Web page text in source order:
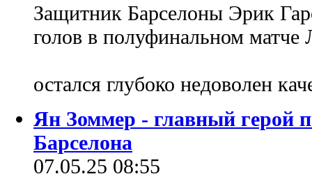
Защитник Барселоны Эрик
голов в полуфинальном
остался глубоко недоволен
Ян Зоммер - главный герой
Барселона
07.05.25 08:55